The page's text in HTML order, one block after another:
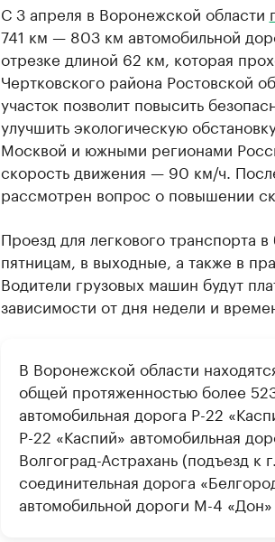
С 3 апреля в Воронежской области
741 км — 803 км автомобильной
отрезке длиной 62 км, которая
Чертковского района Ростовской
участок позволит повысить
улучшить экологическую
Москвой и южными регионами
скорость движения — 90 км/ч.
рассмотрен вопрос о повышении
Проезд для легкового транспорта
пятницам, в выходные, а также в
Водители грузовых машин будут
зависимости от дня недели и
В Воронежской области
общей протяженностью более
автомобильная дорога Р-22
Р-22 «Каспий» автомобильная
Волгоград-Астрахань (подъезд к
соединительная дорога
автомобильной дороги М-4